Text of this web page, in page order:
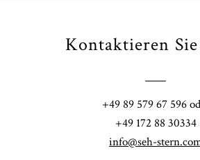
Kontaktieren
+49 89 579 67 596
+49 172 88 30334
info@seh-